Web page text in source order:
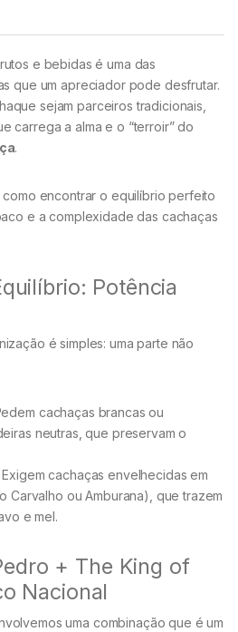
e bebidas é uma das
que um apreciador pode desfrutar.
sejam parceiros tradicionais,
carrega a alma e o “terroir” do
.
encontrar o equilíbrio perfeito
e a complexidade das cachaças
Potência
é simples: uma parte não
cachaças brancas ou
neutras, que preservam o
Exigem cachaças envelhecidas em
Carvalho ou Amburana), que trazem
e mel.
+ The King of
Nacional
uma combinação que é um